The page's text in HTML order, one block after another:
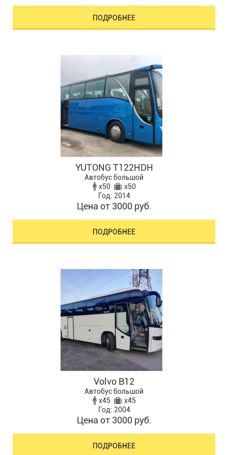
ПОДРОБНЕЕ
YUTONG T122HDH
Автобус большой
x50
x50
Год: 2014
Цена от 3000 руб.
ПОДРОБНЕЕ
Volvo B12
Автобус большой
x45
x45
Год: 2004
Цена от 3000 руб.
ПОДРОБНЕЕ